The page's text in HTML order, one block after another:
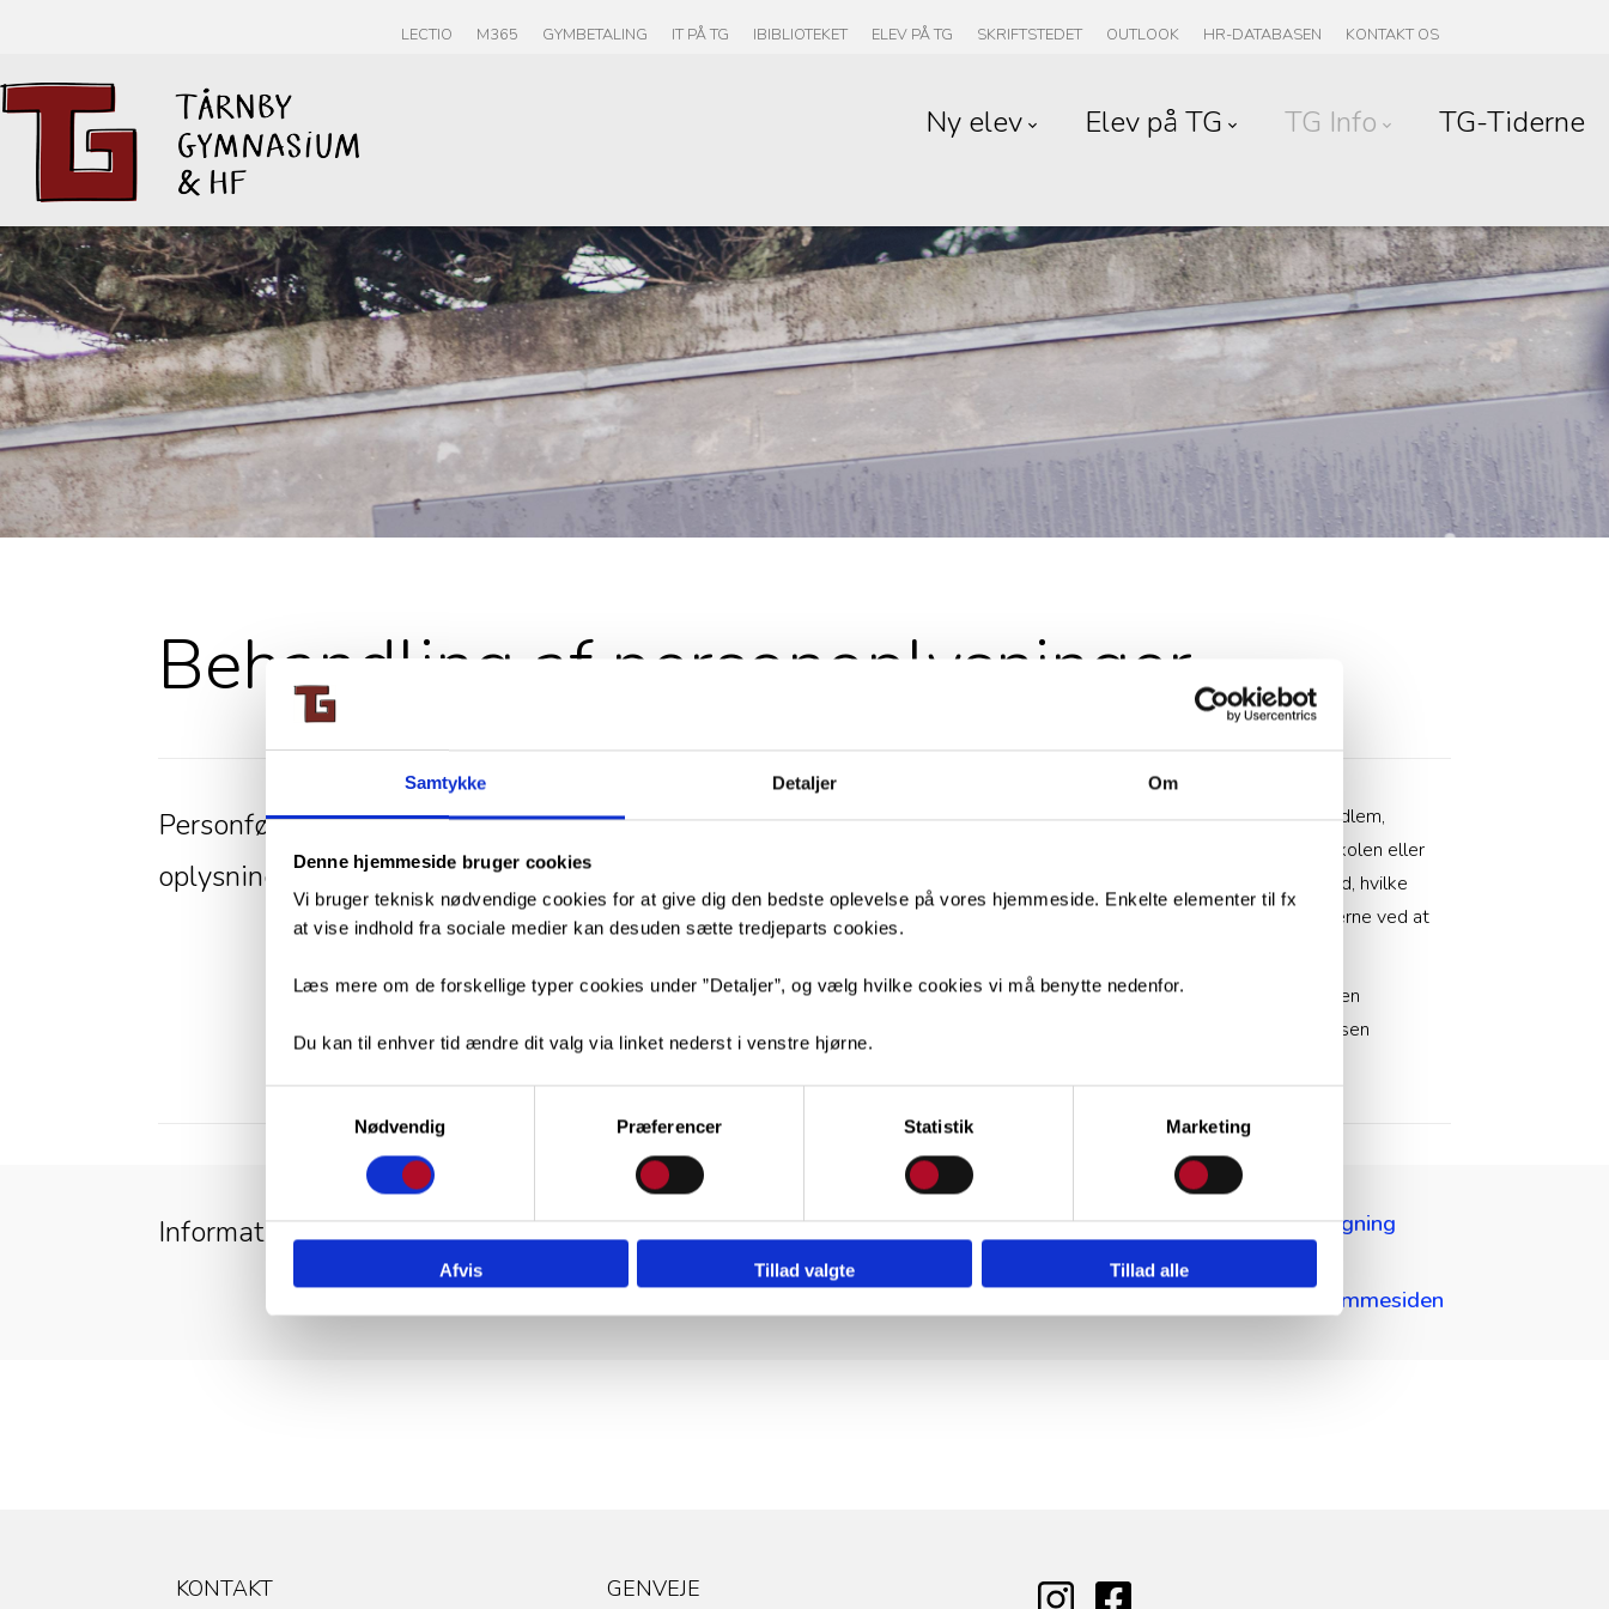
Samtykke Detaljer Om
Denne hjemmeside bruger cookies
Vi bruger teknisk nødvendige cookies for at give dig den bedste oplevelse på vores hjemmeside. Enkelte elementer til fx
at vise indhold fra sociale medier kan desuden sætte tredjeparts cookies.
Læs mere om de forskellige typer cookies under ”Detaljer”, og vælg hvilke cookies vi må benytte nedenfor.
Du kan til enhver tid ændre dit valg via linket nederst i venstre hjørne.
Nødvendig
Præferencer Statistik Marketing
Afvis Tillad valgte Tillad alle
LECTIO M365 GYMBETALING IT PÅ TG IBIBLIOTEKET ELEV PÅ TG SKRIFTSTEDET OUTLOOK HR-DATABASEN KONTAKT OS
Ny elev Elev på TG TG Info TG-Tiderne
Behandling af personoplysninger
Personfølsomme
oplysninger
Hvis du er elev, kommende elev, brobygger, introduktionselev, censor, foredragsholder, bestyrelsesmedlem,
praktikant, jobansøger, kantinemedarbejder, håndværker, hjemmesidebesøgende, afsender af post til skolen eller
gæst, så behandler vi muligvis nogle personlige oplysninger om dig. Det skal vi oplyse dig om, så du ved, hvilke
oplysninger vi har, og hvordan vi passer på dem. Du kan læse mere om, hvordan vi behandler oplysningerne ved at
Har du yderligere spørgsmål om vores behandling af dine personoplysninger og om dine rettigheder i den
forbindelse, er du velkommen til at kontakte skolen eller vores databeskyttelsesrådgiver på mailadressen
Information Elev på TG Jobansøger Videoovervågning
Besøgende på hjemmesiden
KONTAKT GENVEJE